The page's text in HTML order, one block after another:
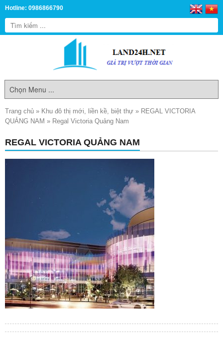
Hotline: 0986866790
Trang chủ » Khu đô thị mới, liền kề, biệt thự » REGAL VICTORIA
QUẢNG NAM » Regal Victoria Quảng Nam
REGAL VICTORIA QUẢNG NAM